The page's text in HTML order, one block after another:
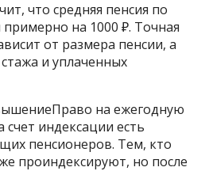
что средняя пенсия по
примерно на 1000 ₽. Точная
от размера пенсии, а
и уплаченных
на ежегодную
счет индексации есть
пенсионеров. Тем, кто
проиндексируют, но после